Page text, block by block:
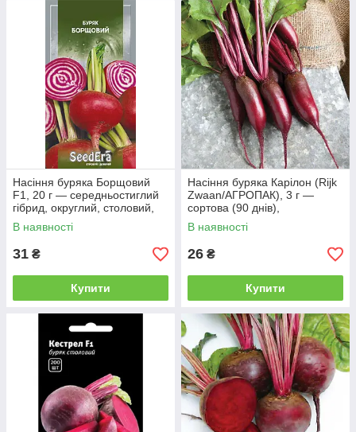
Насіння буряка Борщовий
F1, 20 г — середньостиглий
гібрид, округлий, столовий,
SeedEra
В наявності
31 ₴
Купити
Насіння буряка Карілон (Rijk
Zwaan/АГРОПАК), 3 г —
сортова (90 днів),
циліндрична, їдальня
В наявності
26 ₴
Купити